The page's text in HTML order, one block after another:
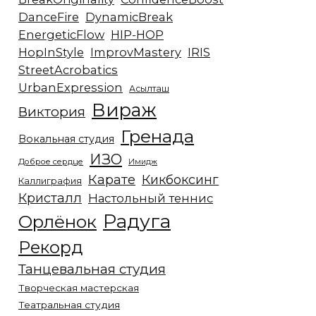
DanceFire DynamicBreak
EnergeticFlow HIP-HOP
HopInStyle ImprovMastery IRIS
StreetAcrobatics
UrbanExpression
Асылташ
Виктория Вираж
Вокальная студия Гренада
Доброе сердце ИЗО Имидж
Каллиграфия Карате Кикбоксинг
Кристалл Настольный теннис
Орлёнок Радуга
Рекорд
Танцевальная студия
Творческая мастерская
Театральная студия